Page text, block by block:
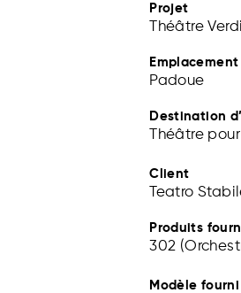
Projet
Théâtre Verdi
Emplacement
Padoue
Destination
Théâtre
Client
Teatro
Produits
302
Modèle fourni